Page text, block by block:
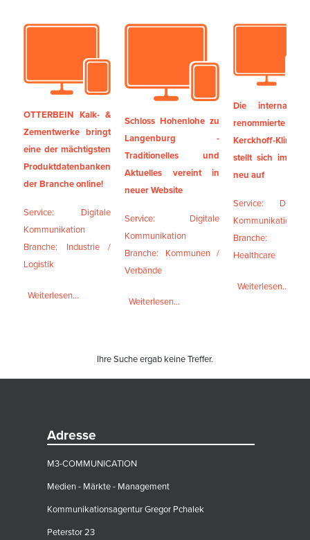
OTTERBEIN Kalk- &
Zementwerke bringt
eine der mächtigsten
Produktdatenbanken
der Branche online!
Service: Digitale
Kommunikation
Branche: Industrie /
Logistik
Weiterlesen...
Schloss Hohenlohe zu
Langenburg -
Traditionelles und
Aktuelles vereint in
neuer Website
Service: Digitale
Kommunikation
Branche: Kommunen /
Verbände
Weiterlesen...
Die international
renommierte
Kerckhoff-Klinik
stellt sich im Web
neu auf
Service: Digitale
Kommunikation
Branche:
Healthcare
Weiterlesen...
Ihre Suche ergab keine Treffer.
Adresse
M3-COMMUNICATION
Medien - Märkte - Management
Kommunikationsagentur Gregor Pchalek
Peterstor 23